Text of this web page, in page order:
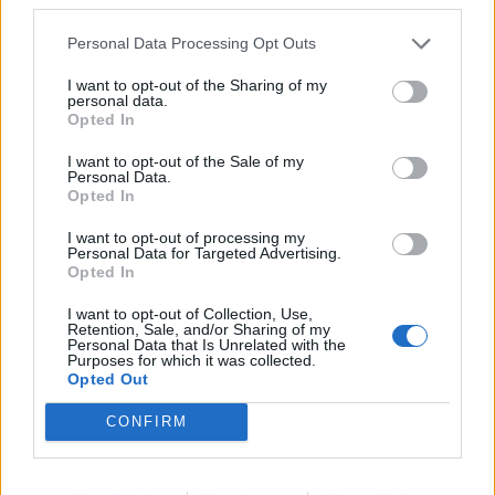
Personal Data Processing Opt Outs
I want to opt-out of the Sharing of my
personal data.
Opted In
I want to opt-out of the Sale of my
Personal Data.
Opted In
I want to opt-out of processing my
Personal Data for Targeted Advertising.
Opted In
I want to opt-out of Collection, Use,
Retention, Sale, and/or Sharing of my
Personal Data that Is Unrelated with the
Purposes for which it was collected.
Opted Out
CONFIRM
καρτών διαρκείας της αγωνιστικής περιόδου 2019-
Δύναμη του Αστέρα Βλαχιώτη είναι ο κόσμος του, και
στόχους μας!"
ΑΣΤΕΡΑΣ ΒΛΑΧΙΩΤΗ